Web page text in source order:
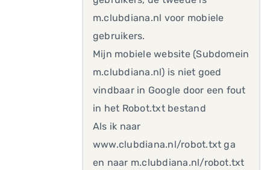
m.clubdiana.nl voor mobiele
gebruikers.
Mijn mobiele website (Subdomein
m.clubdiana.nl) is niet goed
vindbaar in Google door een fout
in het Robot.txt bestand
Als ik naar
www.clubdiana.nl/robot.txt ga
en naar m.clubdiana.nl/robot.txt